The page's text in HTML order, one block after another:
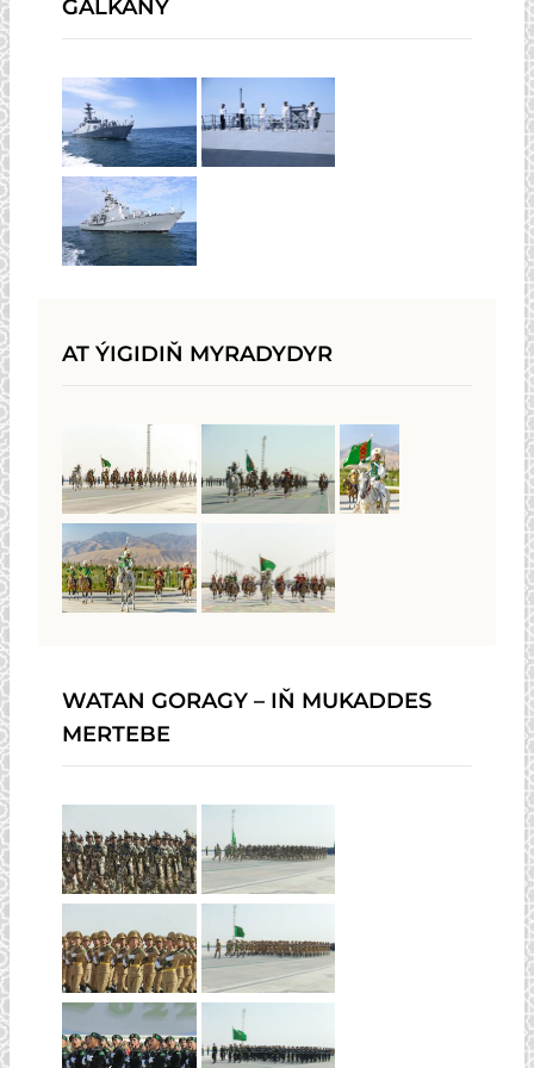
GALKANY
AT ÝIGIDIŇ MYRADYDYR
WATAN GORAGY – IŇ MUKADDES
MERTEBE